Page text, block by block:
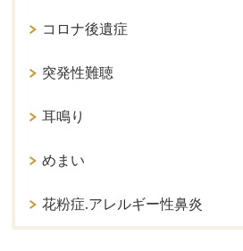
コロナ後遺症
突発性難聴
耳鳴り
めまい
花粉症.アレルギー性鼻炎